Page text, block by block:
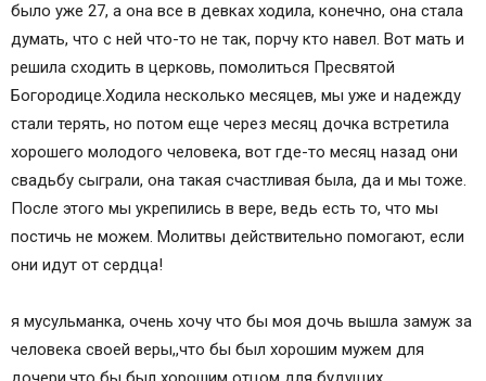
было уже 27, а она все в девках ходила, конечно, она стала
думать, что с ней что-то не так, порчу кто навел. Вот мать и
решила сходить в церковь, помолиться Пресвятой
Богородице.Ходила несколько месяцев, мы уже и надежду
стали терять, но потом еще через месяц дочка встретила
хорошего молодого человека, вот где-то месяц назад они
свадьбу сыграли, она такая счастливая была, да и мы тоже.
После этого мы укрепились в вере, ведь есть то, что мы
постичь не можем. Молитвы действительно помогают, если
они идут от сердца!
я мусульманка, очень хочу что бы моя дочь вышла замуж за
человека своей веры,,что бы был хорошим мужем для